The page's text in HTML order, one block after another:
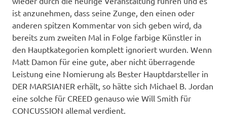
ist anzunehmen, dass seine Zunge, den einen oder
anderen spitzen Kommentar von sich geben wird, da
bereits zum zweiten Mal in Folge farbige Künstler in
den Hauptkategorien komplett ignoriert wurden. Wenn
Matt Damon für eine gute, aber nicht überragende
Leistung eine Nomierung als Bester Hauptdarsteller in
DER MARSIANER erhält, so hätte sich Michael B. Jordan
eine solche für CREED genauso wie Will Smith für
CONCUSSION allemal verdient.